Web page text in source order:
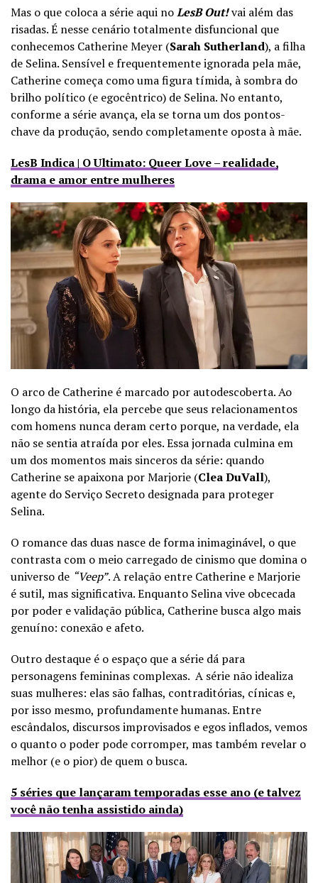
Mas o que coloca a série aqui noLesB Out!vai além das
risadas. É nesse cenário totalmente disfuncional que
conhecemos Catherine Meyer (Sarah Sutherland), a filha
de Selina. Sensível e frequentemente ignorada pela mãe,
Catherine começa como uma figura tímida, à sombra do
brilho político (e egocêntrico) de Selina. No entanto,
conforme a série avança, ela se torna um dos pontos-
chave da produção, sendo completamente oposta à mãe.
LesB Indica | O Ultimato: Queer Love – realidade,
drama e amor entre mulheres
O arco de Catherine é marcado por autodescoberta. Ao
longo da história, ela percebe que seus relacionamentos
com homens nunca deram certo porque, na verdade, ela
não se sentia atraída por eles. Essa jornada culmina em
um dos momentos mais sinceros da série: quando
Catherine se apaixona por Marjorie (Clea DuVall),
agente do Serviço Secreto designada para proteger
Selina.
O romance das duas nasce de forma inimaginável, o que
contrasta com o meio carregado de cinismo que domina o
universo de “Veep”. A relação entre Catherine e Marjorie
é sutil, mas significativa. Enquanto Selina vive obcecada
por poder e validação pública, Catherine busca algo mais
genuíno: conexão e afeto.
Outro destaque é o espaço que a série dá para
personagens femininas complexas. A série não idealiza
suas mulheres: elas são falhas, contraditórias, cínicas e,
por isso mesmo, profundamente humanas. Entre
escândalos, discursos improvisados e egos inflados, vemos
o quanto o poder pode corromper, mas também revelar o
melhor (e o pior) de quem o busca.
5 séries que lançaram temporadas esse ano (e talvez
você não tenha assistido ainda)